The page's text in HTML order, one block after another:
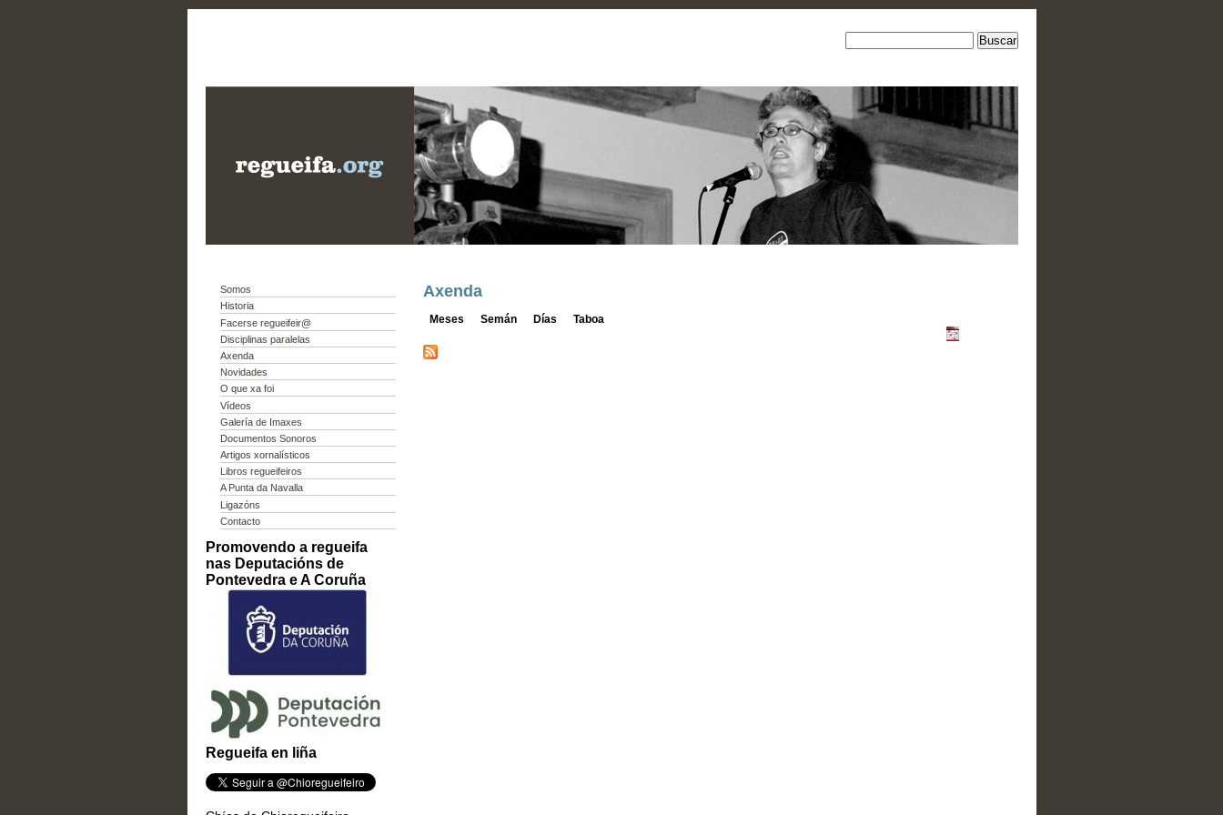
Somos
Historia
Facerse regueifeir@
Disciplinas paralelas
Axenda
Novidades
O que xa foi
Vídeos
Galería de Imaxes
Documentos Sonoros
Artigos xornalísticos
Libros regueifeiros
A Punta da Navalla
Ligazóns
Contacto
Promovendo a regueifa
nas Deputacións de
Pontevedra e A Coruña
Regueifa en liña
Axenda
Meses Semán Días Taboa